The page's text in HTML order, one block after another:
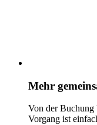
Mehr
Von der Buchung
Vorgang ist